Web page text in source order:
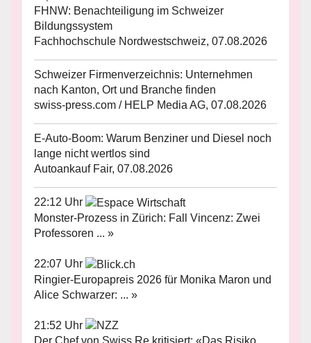
FHNW: Benachteiligung im Schweizer
Bildungssystem
Fachhochschule Nordwestschweiz, 07.08.2026
Schweizer Firmenverzeichnis: Unternehmen
nach Kanton, Ort und Branche finden
swiss-press.com / HELP Media AG, 07.08.2026
E-Auto-Boom: Warum Benziner und Diesel noch
lange nicht wertlos sind
Autoankauf Fair, 07.08.2026
22:12 Uhr
Monster-Prozess in Zürich: Fall Vincenz: Zwei
Professoren ... »
22:07 Uhr
Ringier-Europapreis 2026 für Monika Maron und
Alice Schwarzer: ... »
21:52 Uhr